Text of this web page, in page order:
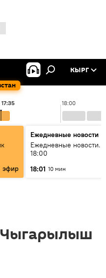
КЫРГ
18:00
17:35
эфир
Ежедневные новости
Ежедневные новости.
18:00
18:01 10 мин